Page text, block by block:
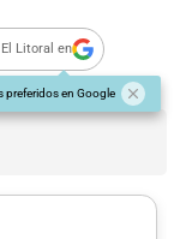
Litoral en
preferidos en Google